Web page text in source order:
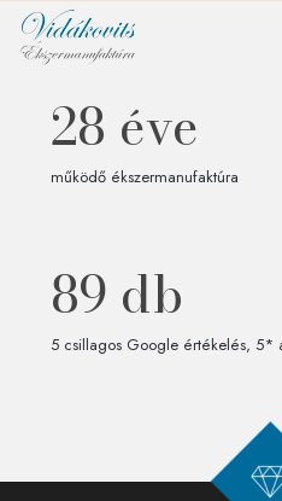
28 éve
működő ékszermanufaktúra
89 db
5 csillagos Google értékelés, 5*